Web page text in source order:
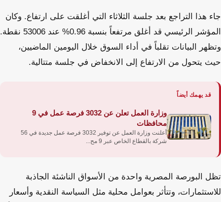
جاء هذا التراجع بعد جلسة الثلاثاء التي أغلقت على ارتفاع. وكان
المؤشر الرئيسي قد أغلق مرتفعاً بنسبة 0.96% عند 53006 نقطة.
وتظهر البيانات تقلباً في أداء السوق خلال اليومين الماضيين،
حيث يتحول من الارتفاع إلى الانخفاض في جلسة متتالية.
قد يهمك أيضاً
وزارة العمل تعلن عن 3032 فرصة عمل في 9
محافظات
أعلنت وزارة العمل عن توفير 3032 فرصة عمل جديدة في 56
شركة بالقطاع الخاص عبر 9 مح...
تظل البورصة المصرية واحدة من الأسواق الناشئة الجاذبة
للاستثمارات، وتتأثر بعوامل محلية مثل السياسة النقدية وأسعار